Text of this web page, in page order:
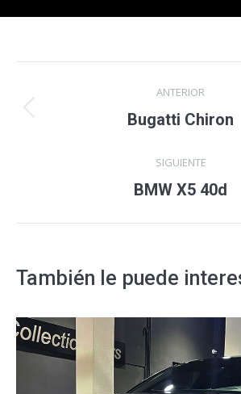
entre
ANTERIOR
Proyecto
Bugatti Chiron
SIGUIENTE
Proyecto
BMW X5 40d
También le puede